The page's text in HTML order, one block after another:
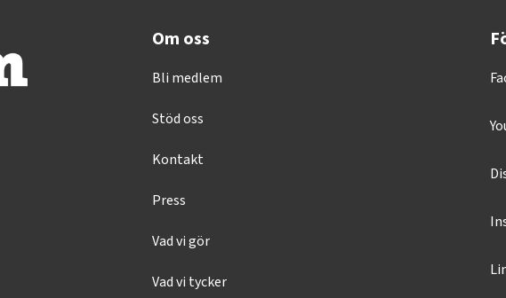
Om oss
Bli medlem
Stöd oss
Kontakt
Press
Vad vi gör
Vad vi tycker